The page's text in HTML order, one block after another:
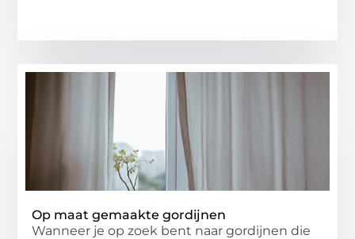
Op maat gemaakte gordijnen
Wanneer je op zoek bent naar gordijnen die